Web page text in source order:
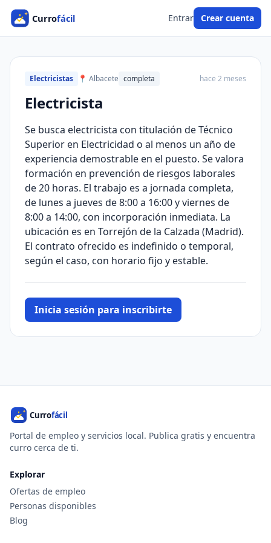
Entrar Crear cuenta
Electricistas 📍 Albacete completa hace 2 meses
Electricista
Se busca electricista con titulación de Técnico
Superior en Electricidad o al menos un año de
experiencia demostrable en el puesto. Se valora
formación en prevención de riesgos laborales
de 20 horas. El trabajo es a jornada completa,
de lunes a jueves de 8:00 a 16:00 y viernes de
8:00 a 14:00, con incorporación inmediata. La
ubicación es en Torrejón de la Calzada (Madrid).
El contrato ofrecido es indefinido o temporal,
según el caso, con horario fijo y estable.
Inicia sesión para inscribirte
Portal de empleo y servicios local. Publica gratis y encuentra
curro cerca de ti.
Explorar
Ofertas de empleo
Personas disponibles
Blog